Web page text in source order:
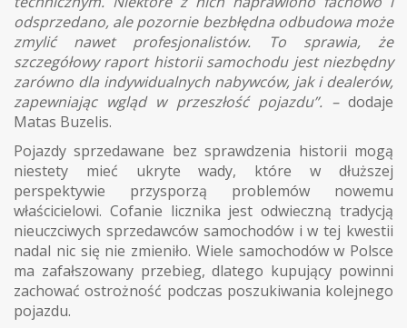
odsprzedano, ale pozornie bezbłędna odbudowa może
zmylić nawet profesjonalistów. To sprawia, że
szczegółowy raport historii samochodu jest niezbędny
zarówno dla indywidualnych nabywców, jak i dealerów,
zapewniając wgląd w przeszłość pojazdu”. –dodaje
Matas Buzelis.
Pojazdy sprzedawane bez sprawdzenia historii mogą
niestety mieć ukryte wady, które w dłuższej
perspektywie przysporzą problemów nowemu
właścicielowi. Cofanie licznika jest odwieczną tradycją
nieuczciwych sprzedawców samochodów i w tej kwestii
nadal nic się nie zmieniło. Wiele samochodów w Polsce
ma zafałszowany przebieg, dlatego kupujący powinni
zachować ostrożność podczas poszukiwania kolejnego
pojazdu.